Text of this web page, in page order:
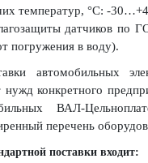
температур, °С: -
датчиков по
погружения в воду).
автомобильных
нужд конкретного
ВАЛ-
перечень
поставки входит: